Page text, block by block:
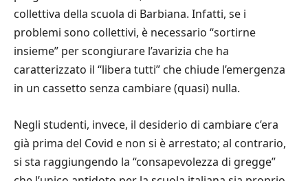
collettiva della scuola di Barbiana. Infatti, se i
problemi sono collettivi, è necessario “sortirne
insieme” per scongiurare l’avarizia che ha
caratterizzato il “libera tutti” che chiude l’emergenza
in un cassetto senza cambiare (quasi) nulla.
Negli studenti, invece, il desiderio di cambiare c’era
già prima del Covid e non si è arrestato; al contrario,
si sta raggiungendo la “consapevolezza di gregge”